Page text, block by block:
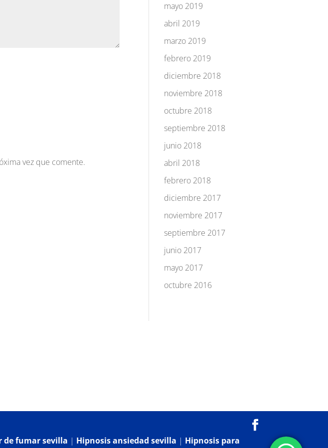
vez que comente.
mayo 2019
abril 2019
marzo 2019
febrero 2019
diciembre 2018
noviembre 2018
octubre 2018
septiembre 2018
junio 2018
abril 2018
febrero 2018
diciembre 2017
noviembre 2017
septiembre 2017
junio 2017
mayo 2017
octubre 2016
de fumar sevilla | Hipnosis ansiedad sevilla | Hipnosis para